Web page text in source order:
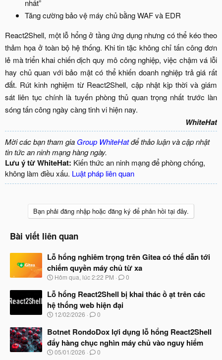
nhất”​
Tăng cường bảo vệ máy chủ bằng WAF và EDR​
React2Shell, một lỗ hổng ở tầng ứng dụng nhưng có thể kéo theo
thảm họa ở toàn bộ hệ thống. Khi tin tặc không chỉ tấn công đơn
lẻ mà triển khai chiến dịch quy mô công nghiệp, việc chậm vá lỗi
hay chủ quan với bảo mật có thể khiến doanh nghiệp trả giá rất
đắt. Rút kinh nghiệm từ React2Shell, cập nhật kịp thời và giám
sát liên tục chính là tuyến phòng thủ quan trọng nhất trước làn
sóng tấn công ngày càng tinh vi hiện nay.​
WhiteHat
Mời các bạn tham gia Group WhiteHatđể thảo luận và cập nhật
tin tức an ninh mạng hàng ngày.
Lưu ý từ WhiteHat: Kiến thức an ninh mạng để phòng chống,
không làm điều xấu. Luật pháp liên quan
Bạn phải đăng nhập hoặc đăng ký để phản hồi tại đây.
Bài viết liên quan
Lỗ hổng nghiêm trọng trên Gitea có thể dẫn tới
chiếm quyền máy chủ từ xa
N
à
b
ắ
đ
ầ
u
Hôm qua, lúc 2:22 PM 0
Lỗ hổng React2Shell bị khai thác ồ ạt trên các
hệ thống web hiện đại
N
à
y
b
ắ
12/02/2026 0
Botnet RondoDox lợi dụng lỗ hổng React2Shell
đẩy hàng chục nghìn máy chủ vào nguy hiểm
N
05/01/2026 0